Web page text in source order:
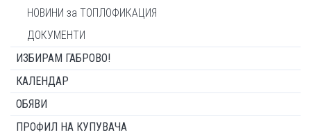
НОВИНИ за ТОПЛОФИКАЦИЯ
ДОКУМЕНТИ
ИЗБИРАМ ГАБРОВО!
КАЛЕНДАР
ОБЯВИ
ПРОФИЛ НА КУПУВАЧА